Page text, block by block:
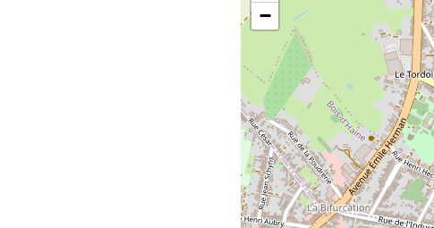
−